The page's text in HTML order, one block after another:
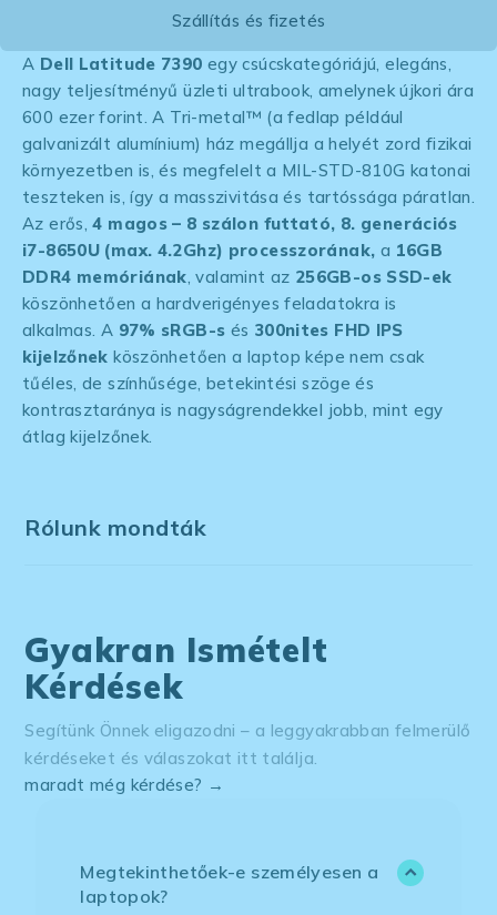
Szállítás és fizetés
A Dell Latitude 7390 egy csúcskategóriájú, elegáns,
nagy teljesítményű üzleti ultrabook, amelynek újkori ára
600 ezer forint. A Tri-metal™ (a fedlap például
galvanizált alumínium) ház megállja a helyét zord fizikai
környezetben is, és megfelelt a MIL-STD-810G katonai
teszteken is, így a masszivitása és tartóssága páratlan.
Az erős, 4 magos – 8 szálon futtató, 8. generációs
i7-8650U (max. 4.2Ghz) processzorának, a 16GB
DDR4 memóriának , valamint az 256GB-os SSD-ek
köszönhetően a hardverigényes feladatokra is
alkalmas. A 97% sRGB-s és 300nites FHD IPS
kijelzőnek köszönhetően a laptop képe nem csak
tűéles, de színhűsége, betekintési szöge és
kontrasztaránya is nagyságrendekkel jobb, mint egy
átlag kijelzőnek.
Rólunk mondták
Gyakran Ismételt
Kérdések
Segítünk Önnek eligazodni – a leggyakrabban felmerülő
kérdéseket és válaszokat itt találja.
maradt még kérdése? →
Megtekinthetőek-e személyesen a
laptopok?